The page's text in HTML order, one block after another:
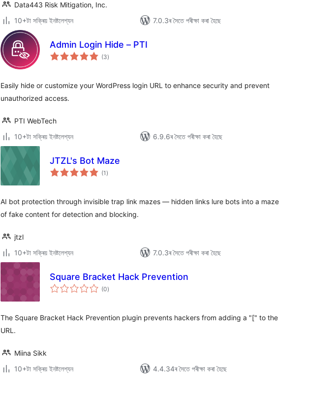
Data443 Risk Mitigation, Inc.
10+টা সক্ৰিয় ইনষ্টলেশ্যন
7.0.3ৰ সৈতে পৰীক্ষা কৰা হৈছে
Admin Login Hide – PTI
(3টা
মুঠ)
Easily hide or customize your WordPress login URL to enhance security and prevent
unauthorized access.
PTI WebTech
10+টা সক্ৰিয় ইনষ্টলেশ্যন
6.9.6ৰ সৈতে পৰীক্ষা কৰা হৈছে
JTZL's Bot Maze
(1 টা
মুঠ)
AI bot protection through invisible trap link mazes — hidden links lure bots into a maze
of fake content for detection and blocking.
jtzl
10+টা সক্ৰিয় ইনষ্টলেশ্যন
7.0.3ৰ সৈতে পৰীক্ষা কৰা হৈছে
Square Bracket Hack Prevention
(0টা
মুঠ)
The Square Bracket Hack Prevention plugin prevents hackers from adding a "[" to the
URL.
Miina Sikk
10+টা সক্ৰিয় ইনষ্টলেশ্যন
4.4.34ৰ সৈতে পৰীক্ষা কৰা হৈছে